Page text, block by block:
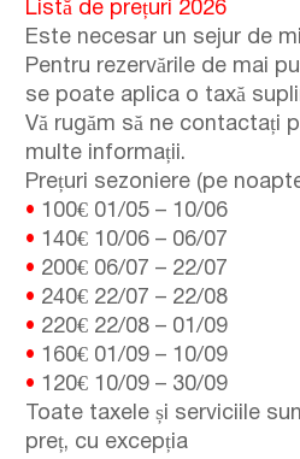
Listă de prețuri 2026
Este necesar un sejur de
Pentru rezervările de mai
se poate aplica o taxă
Vă rugăm să ne contactați
multe informații.
Prețuri sezoniere (pe
• 100€ 01/05 – 10/06
• 140€ 10/06 – 06/07
• 200€ 06/07 – 22/07
• 240€ 22/07 – 22/08
• 220€ 22/08 – 01/09
• 160€ 01/09 – 10/09
• 120€ 10/09 – 30/09
Toate taxele și serviciile
preț, cu excepția